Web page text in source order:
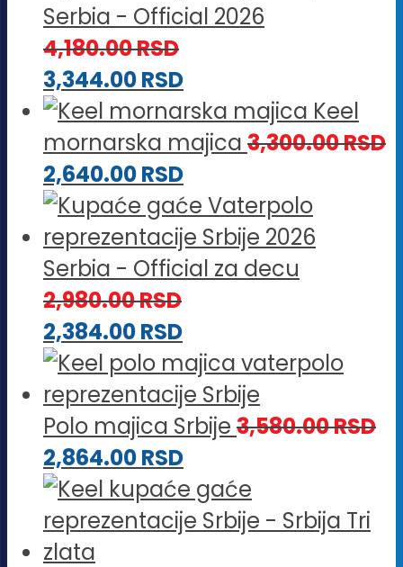
Serbia - Official 2026
4,180.00RSD
3,344.00RSD
Keel
mornarska majica 3,300.00RSD
2,640.00RSD
Serbia - Official za decu
2,980.00RSD
2,384.00RSD
Polo majica Srbije 3,580.00RSD
2,864.00RSD